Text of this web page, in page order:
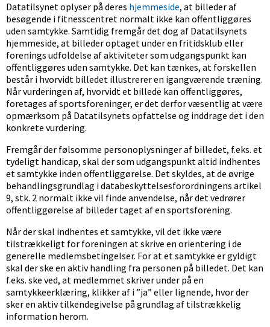
Datatilsynet oplyser på deres hjemmeside, at billeder af
besøgende i fitnesscentret normalt ikke kan offentliggøres
uden samtykke. Samtidig fremgår det dog af Datatilsynets
hjemmeside, at billeder optaget under en fritidsklub eller
forenings udfoldelse af aktiviteter som udgangspunkt kan
offentliggøres uden samtykke. Det kan tænkes, at forskellen
består i hvorvidt billedet illustrerer en igangværende træning.
Når vurderingen af, hvorvidt et billede kan offentliggøres,
foretages af sportsforeninger, er det derfor væsentlig at være
opmærksom på Datatilsynets opfattelse og inddrage det i den
konkrete vurdering.
Fremgår der følsomme personoplysninger af billedet, f.eks. et
tydeligt handicap, skal der som udgangspunkt altid indhentes
et samtykke inden offentliggørelse. Det skyldes, at de øvrige
behandlingsgrundlag i databeskyttelsesforordningens artikel
9, stk. 2 normalt ikke vil finde anvendelse, når det vedrører
offentliggørelse af billeder taget af en sportsforening.
Når der skal indhentes et samtykke, vil det ikke være
tilstrækkeligt for foreningen at skrive en orientering i de
generelle medlemsbetingelser. For at et samtykke er gyldigt
skal der ske en aktiv handling fra personen på billedet. Det kan
f.eks. ske ved, at medlemmet skriver under på en
samtykkeerklæring, klikker af i ”ja” eller lignende, hvor der
sker en aktiv tilkendegivelse på grundlag af tilstrækkelig
information herom.